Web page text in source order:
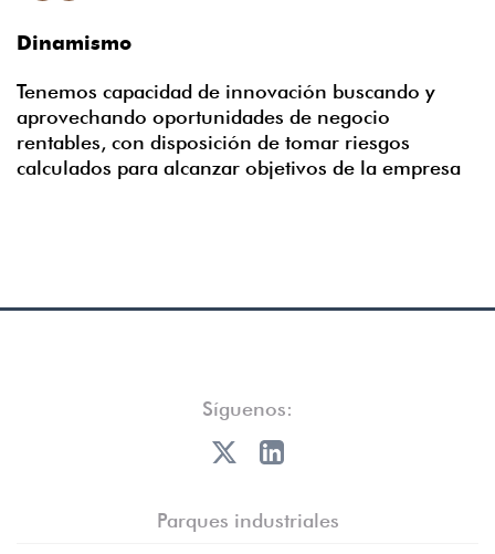
Dinamismo
Tenemos capacidad de innovación buscando y
aprovechando oportunidades de negocio
rentables, con disposición de tomar riesgos
calculados para alcanzar objetivos de la empresa
Síguenos:
Parques industriales